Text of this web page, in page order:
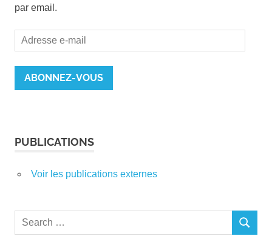
par email.
Adresse
e-
mail
ABONNEZ-VOUS
PUBLICATIONS
Voir les publications externes
Search
SEARCH